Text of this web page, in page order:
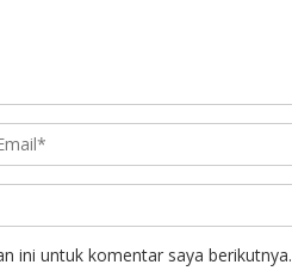
ini untuk komentar saya berikutnya.